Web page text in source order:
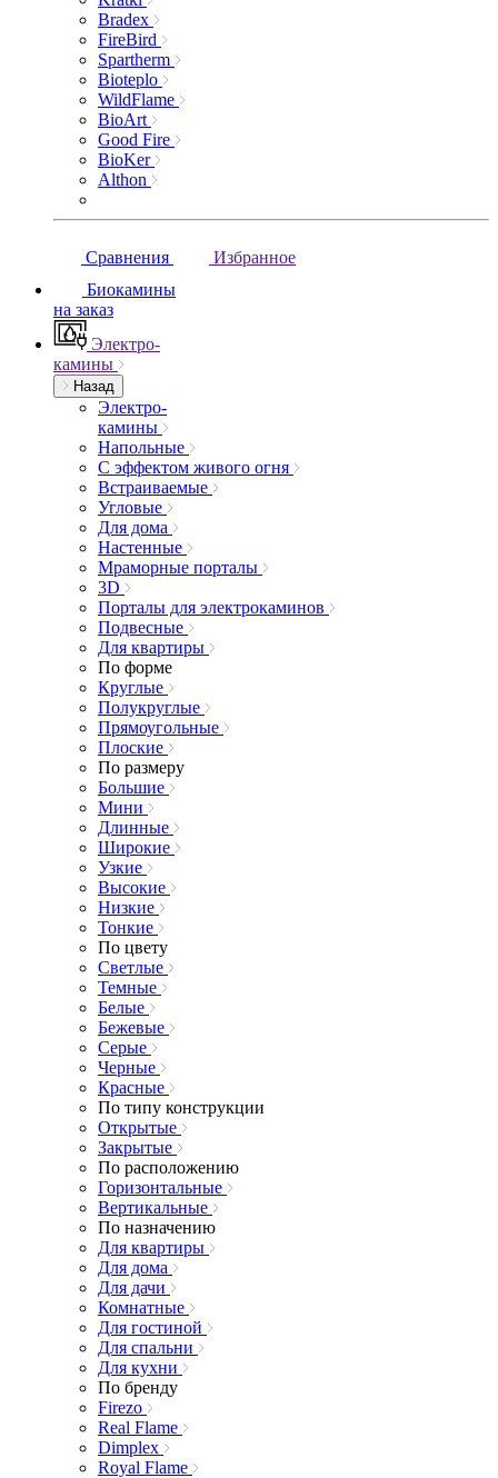
Bradex
FireBird
Spartherm
Bioteplo
WildFlame
BioArt
Good Fire
BioKer
Althon
Сравнения
Избранное
Биокамины
на заказ
Электро-
камины
Назад
Электро-
камины
Напольные
С эффектом живого огня
Встраиваемые
Угловые
Для дома
Настенные
Мраморные порталы
3D
Порталы для электрокаминов
Подвесные
Для квартиры
По форме
Круглые
Полукруглые
Прямоугольные
Плоские
По размеру
Большие
Мини
Длинные
Широкие
Узкие
Высокие
Низкие
Тонкие
По цвету
Светлые
Темные
Белые
Бежевые
Серые
Черные
Красные
По типу конструкции
Открытые
Закрытые
По расположению
Горизонтальные
Вертикальные
По назначению
Для квартиры
Для дома
Для дачи
Комнатные
Для гостиной
Для спальни
Для кухни
По бренду
Firezo
Real Flame
Dimplex
Royal Flame